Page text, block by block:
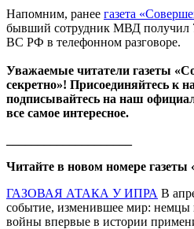
Напомним, ранее газета
бывший сотрудник МВД получил
ВС РФ в телефонном разговоре.
Уважаемые читатели газеты
секретно»! Присоединяйтесь к
подписывайтесь на наш
все самое интересное.
Читайте в новом номере газеты
ГАЗОВАЯ АТАКА У ИПРА В
событие, изменившее мир: немцы
войны впервые в истории